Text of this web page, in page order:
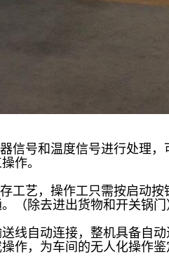
信号和温度信号进行处理
作。
工艺，操作工只需按启动
（除去进出货物和开关锅门
线自动连接，整机具备自
作，为车间的无人化操作